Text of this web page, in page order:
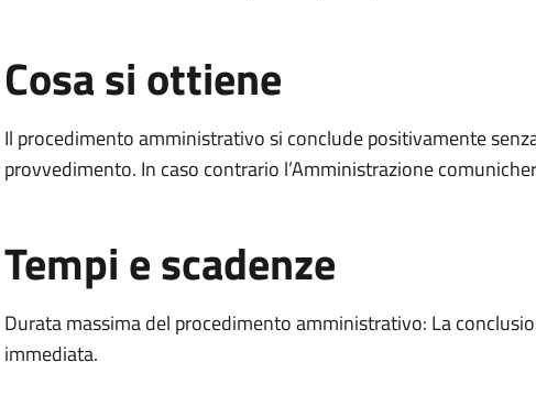
Cosa si ottiene
Il procedimento amministrativo si conclude positivamente
provvedimento. In caso contrario l’Amministrazione
Tempi e scadenze
Durata massima del procedimento amministrativo: La
immediata.